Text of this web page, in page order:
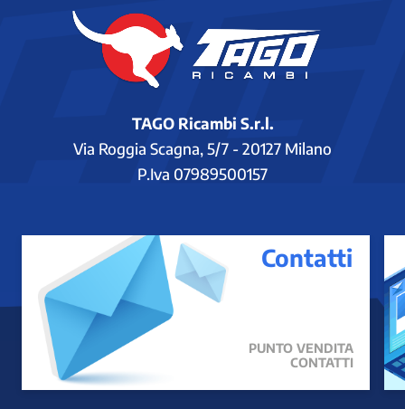
TAGO Ricambi S.r.l.
Via Roggia Scagna, 5/7 - 20127 Milano
P.Iva 07989500157
Contatti
PUNTO VENDITA
CONTATTI